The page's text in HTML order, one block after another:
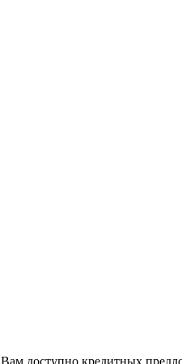
доступно кредитных